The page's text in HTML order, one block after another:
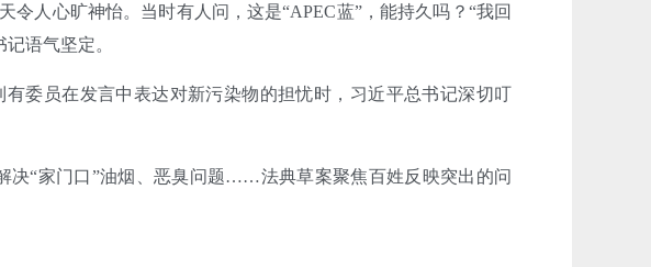
人心旷神怡。当时有人问，这是“APEC蓝”，能持久吗？“我回
语气坚定。
委员在发言中表达对新污染物的担忧时，习近平总书记深切叮
决“家门口”油烟、恶臭问题……法典草案聚焦百姓反映突出的问